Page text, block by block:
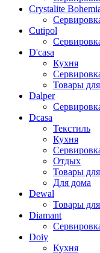
Crystalite
Cutipol
D'casa
Кухня
Товары
Dalper
Dcasa
Текстиль
Кухня
Отдых
Товары
Для дома
Dewal
Товары
Diamant
Doiy
Кухня